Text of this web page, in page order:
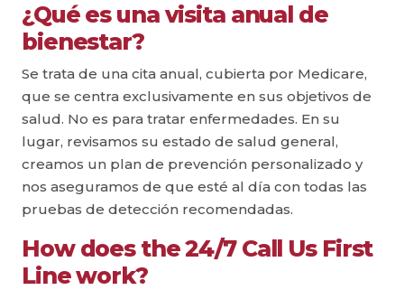
¿Qué es una visita anual de
bienestar?
Se trata de una cita anual, cubierta por Medicare,
que se centra exclusivamente en sus objetivos de
salud. No es para tratar enfermedades. En su
lugar, revisamos su estado de salud general,
creamos un plan de prevención personalizado y
nos aseguramos de que esté al día con todas las
pruebas de detección recomendadas.
How does the 24/7 Call Us First
Line work?